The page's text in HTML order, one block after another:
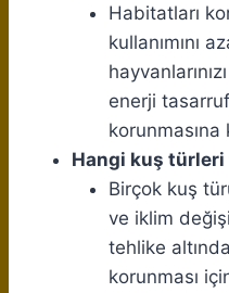
Habitatları
kullanımını
enerji
Hangi kuş türleri
Birçok kuş
ve iklim
tehlike
korunması